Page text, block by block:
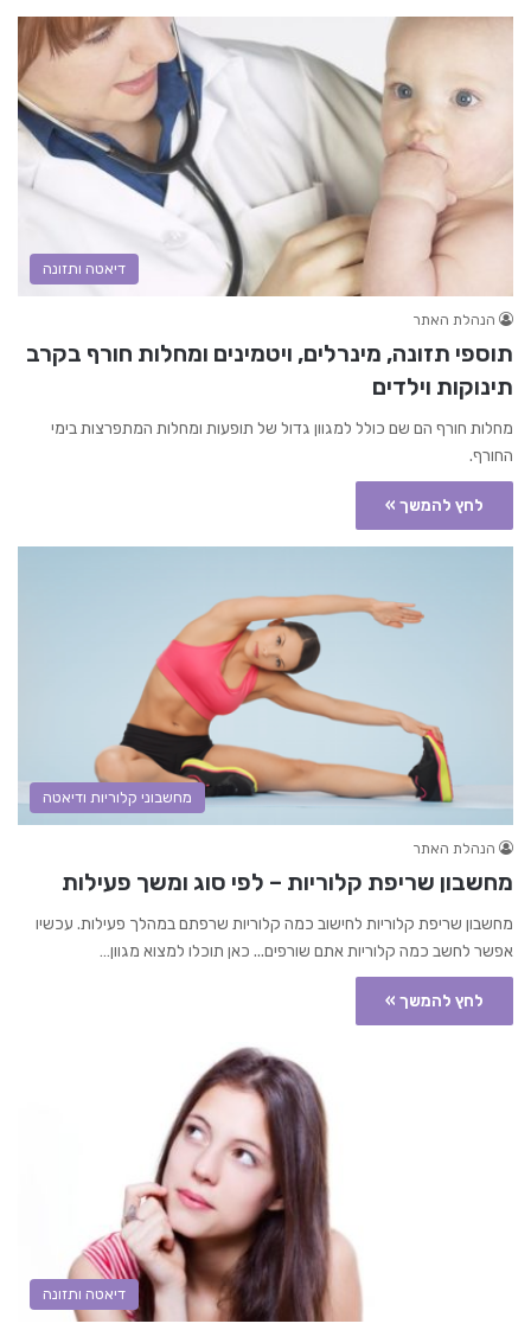
דיאטה ותזונה
הנהלת האתר
תוספי תזונה, מינרלים, ויטמינים ומחלות חורף בקרב
תינוקות וילדים
מחלות חורף הם שם כולל למגוון גדול של תופעות ומחלות המתפרצות בימי
החורף.
לחץ להמשך »
מחשבוני קלוריות ודיאטה
הנהלת האתר
מחשבון שריפת קלוריות – לפי סוג ומשך פעילות
מחשבון שריפת קלוריות לחישוב כמה קלוריות שרפתם במהלך פעילות. עכשיו
אפשר לחשב כמה קלוריות אתם שורפים... כאן תוכלו למצוא מגוון…
לחץ להמשך »
דיאטה ותזונה